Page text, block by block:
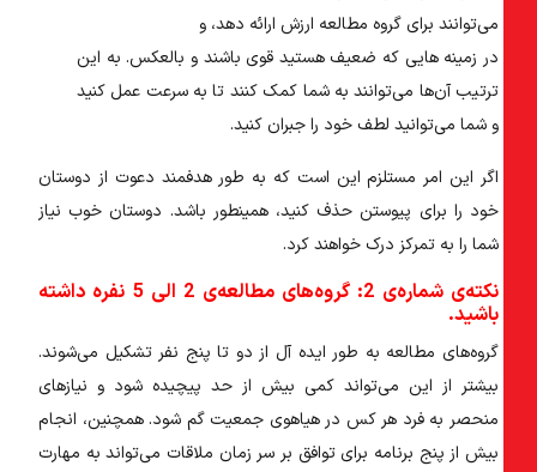
می‌توانند برای گروه مطالعه ارزش ارائه دهد، و
در زمینه هایی که ضعیف هستید قوی باشند و بالعکس. به این
ترتیب آن‌ها می‌توانند به شما کمک کنند تا به سرعت عمل کنید
و شما می‌توانید لطف خود را جبران کنید.
اگر این امر مستلزم این است که به طور هدفمند دعوت از دوستان
خود را برای پیوستن حذف کنید، همینطور باشد. دوستان خوب نیاز
شما را به تمرکز درک خواهند کرد.
نکته‌ی شماره‌ی 2: گروه‌های مطالعه‌ی 2 الی 5 نفره داشته
باشید.
گروه‌های مطالعه به طور ایده آل از دو تا پنج نفر تشکیل می‌شوند.
بیشتر از این می‌تواند کمی بیش از حد پیچیده شود و نیازهای
منحصر به فرد هر کس در هیاهوی جمعیت گم شود. همچنین، انجام
بیش از پنج برنامه برای توافق بر سر زمان ملاقات می‌تواند به مهارت